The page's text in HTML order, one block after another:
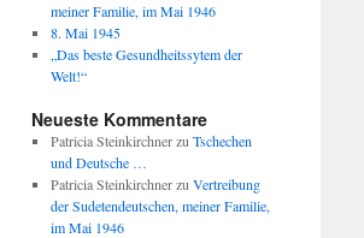
meiner Familie, im Mai 1946
8. Mai 1945
„Das beste Gesundheitssytem der
Welt!“
Neueste Kommentare
Patricia Steinkirchnerzu Tschechen
und Deutsche …
Patricia Steinkirchnerzu Vertreibung
der Sudetendeutschen, meiner Familie,
im Mai 1946